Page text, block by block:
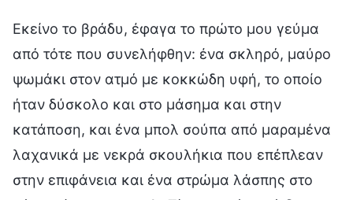
Εκείνο το βράδυ, έφαγα το πρώτο μου γεύμα
από τότε που συνελήφθην: ένα σκληρό, μαύρο
ψωμάκι στον ατμό με κοκκώδη υφή, το οποίο
ήταν δύσκολο και στο μάσημα και στην
κατάποση, και ένα μπολ σούπα από μαραμένα
λαχανικά με νεκρά σκουλήκια που επέπλεαν
στην επιφάνεια και ένα στρώμα λάσπης στο